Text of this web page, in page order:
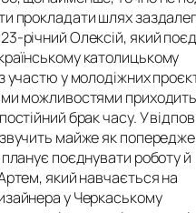
прокладати шлях
річний Олексій, який
католицькому
участю у молодіжних
можливостями приходить
брак часу. У
майже як
поєднувати роботу й
який навчається на
у Черкаському